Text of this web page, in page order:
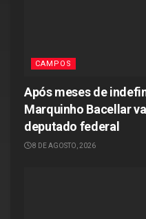
CAMPOS
Após meses de
Marquinho Bacellar
deputado federal
8 DE AGOSTO, 2026